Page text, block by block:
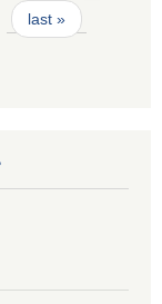
last »